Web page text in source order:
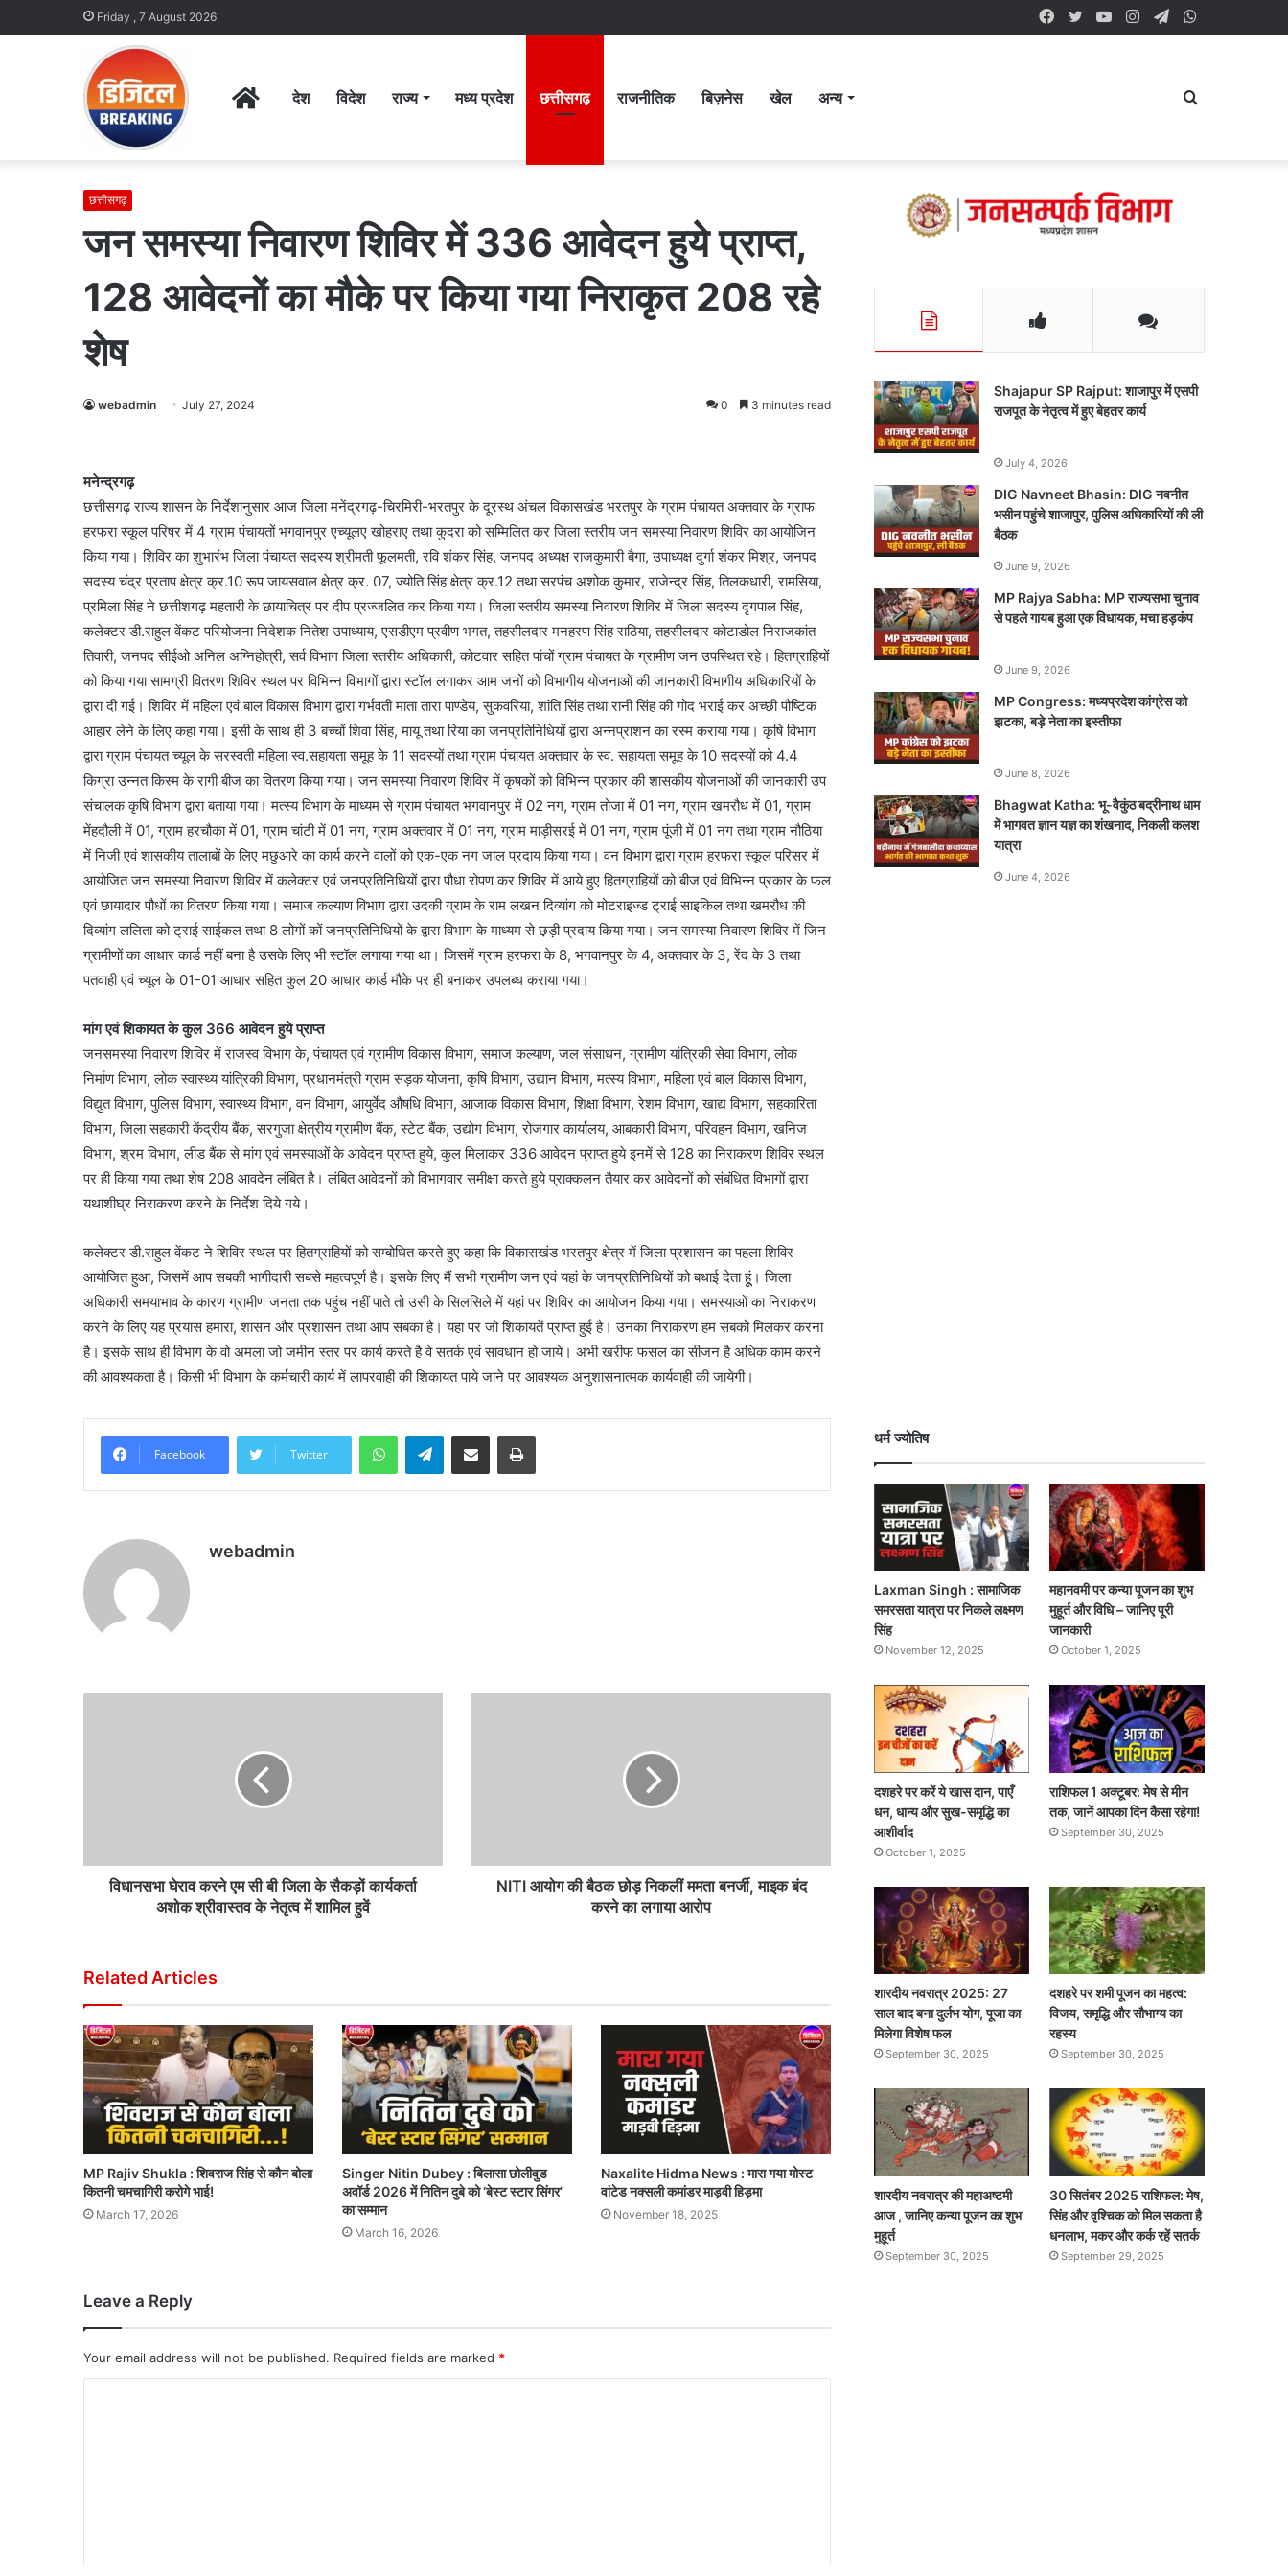
Friday , 7 August 2026 Telegram
Instagram
YouTube
Twitter
Facebook
Homeदेश विदेश राज्य मध्य प्रदेश छत्तीसगढ़ राजनीतिक बिज़नेस खेल अन्य Search
छत्तीसगढ़
जन समस्या निवारण शिविर में 336 आवेदन हुये प्राप्त,
128 आवेदनों का मौके पर किया गया निराकृत 208 रहे
शेष
webadmin July 27, 2024 0 3 minutes read
मनेन्द्रगढ़
छत्तीसगढ़ राज्य शासन के निर्देशानुसार आज जिला मनेंद्रगढ़-चिरमिरी-भरतपुर के दूरस्थ अंचल विकासखंड भरतपुर के ग्राम पंचायत अक्तवार के ग्राफ
हरफरा स्कूल परिषर में 4 ग्राम पंचायतों भगवानपुर एच्यूलए खोहराए तथा कुदरा को सम्मिलित कर जिला स्तरीय जन समस्या निवारण शिविर का आयोजिन
किया गया। शिविर का शुभारंभ जिला पंचायत सदस्य श्रीमती फूलमती, रवि शंकर सिंह, जनपद अध्यक्ष राजकुमारी बैगा, उपाध्यक्ष दुर्गा शंकर मिश्र, जनपद
सदस्य चंद्र प्रताप क्षेत्र क्र.10 रूप जायसवाल क्षेत्र क्र. 07, ज्योति सिंह क्षेत्र क्र.12 तथा सरपंच अशोक कुमार, राजेन्द्र सिंह, तिलकधारी, रामसिया,
प्रमिला सिंह ने छत्तीशगढ़ महतारी के छायाचित्र पर दीप प्रज्जलित कर किया गया। जिला स्तरीय समस्या निवारण शिविर में जिला सदस्य दृगपाल सिंह,
कलेक्टर डी.राहुल वेंकट परियोजना निदेशक नितेश उपाध्याय, एसडीएम प्रवीण भगत, तहसीलदार मनहरण सिंह राठिया, तहसीलदार कोटाडोल निराजकांत
तिवारी, जनपद सीईओ अनिल अग्निहोत्री, सर्व विभाग जिला स्तरीय अधिकारी, कोटवार सहित पांचों ग्राम पंचायत के ग्रामीण जन उपस्थित रहे। हितग्राहियों
को किया गया सामग्री वितरण शिविर स्थल पर विभिन्न विभागों द्वारा स्टॉल लगाकर आम जनों को विभागीय योजनाओं की जानकारी विभागीय अधिकारियों के
द्वारा दी गई। शिविर में महिला एवं बाल विकास विभाग द्वारा गर्भवती माता तारा पाण्डेय, सुकवरिया, शांति सिंह तथा रानी सिंह की गोद भराई कर अच्छी पौष्टिक
आहार लेने के लिए कहा गया। इसी के साथ ही 3 बच्चों शिवा सिंह, मायू तथा रिया का जनप्रतिनिधियों द्वारा अन्नप्राशन का रस्म कराया गया। कृषि विभाग
द्वारा ग्राम पंचायत च्यूल के सरस्वती महिला स्व.सहायता समूह के 11 सदस्यों तथा ग्राम पंचायत अक्तवार के स्व. सहायता समूह के 10 सदस्यों को 4.4
किग्रा उन्नत किस्म के रागी बीज का वितरण किया गया। जन समस्या निवारण शिविर में कृषकों को विभिन्न प्रकार की शासकीय योजनाओं की जानकारी उप
संचालक कृषि विभाग द्वारा बताया गया। मत्स्य विभाग के माध्यम से ग्राम पंचायत भगवानपुर में 02 नग, ग्राम तोजा में 01 नग, ग्राम खमरौध में 01, ग्राम
मेंहदौली में 01, ग्राम हरचौका में 01, ग्राम चांटी में 01 नग, ग्राम अक्तवार में 01 नग, ग्राम माड़ीसरई में 01 नग, ग्राम पूंजी में 01 नग तथा ग्राम नौठिया
में निजी एवं शासकीय तालाबों के लिए मछुआरे का कार्य करने वालों को एक-एक नग जाल प्रदाय किया गया। वन विभाग द्वारा ग्राम हरफरा स्कूल परिसर में
आयोजित जन समस्या निवारण शिविर में कलेक्टर एवं जनप्रतिनिधियों द्वारा पौधा रोपण कर शिविर में आये हुए हितग्राहियों को बीज एवं विभिन्न प्रकार के फल
एवं छायादार पौधों का वितरण किया गया। समाज कल्याण विभाग द्वारा उदकी ग्राम के राम लखन दिव्यांग को मोटराइज्ड ट्राई साइकिल तथा खमरौध की
दिव्यांग ललिता को ट्राई साईकल तथा 8 लोगों कों जनप्रतिनिधियों के द्वारा विभाग के माध्यम से छ़ड़ी प्रदाय किया गया। जन समस्या निवारण शिविर में जिन
ग्रामीणों का आधार कार्ड नहीं बना है उसके लिए भी स्टॉल लगाया गया था। जिसमें ग्राम हरफरा के 8, भगवानपुर के 4, अक्तवार के 3, रेंद के 3 तथा
पतवाही एवं च्यूल के 01-01 आधार सहित कुल 20 आधार कार्ड मौके पर ही बनाकर उपलब्ध कराया गया।
मांग एवं शिकायत के कुल 366 आवेदन हुये प्राप्त
जनसमस्या निवारण शिविर में राजस्व विभाग के, पंचायत एवं ग्रामीण विकास विभाग, समाज कल्याण, जल संसाधन, ग्रामीण यांत्रिकी सेवा विभाग, लोक
निर्माण विभाग, लोक स्वास्थ्य यांत्रिकी विभाग, प्रधानमंत्री ग्राम सड़क योजना, कृषि विभाग, उद्यान विभाग, मत्स्य विभाग, महिला एवं बाल विकास विभाग,
विद्युत विभाग, पुलिस विभाग, स्वास्थ्य विभाग, वन विभाग, आयुर्वेद औषधि विभाग, आजाक विकास विभाग, शिक्षा विभाग, रेशम विभाग, खाद्य विभाग, सहकारिता
विभाग, जिला सहकारी केंद्रीय बैंक, सरगुजा क्षेत्रीय ग्रामीण बैंक, स्टेट बैंक, उद्योग विभाग, रोजगार कार्यालय, आबकारी विभाग, परिवहन विभाग, खनिज
विभाग, श्रम विभाग, लीड बैंक से मांग एवं समस्याओं के आवेदन प्राप्त हुये, कुल मिलाकर 336 आवेदन प्राप्त हुये इनमें से 128 का निराकरण शिविर स्थल
पर ही किया गया तथा शेष 208 आवदेन लंबित है। लंबित आवेदनों को विभागवार समीक्षा करते हुये प्राक्कलन तैयार कर आवेदनों को संबंधित विभागों द्वारा
यथाशीघ्र निराकरण करने के निर्देश दिये गये।
कलेक्टर डी.राहुल वेंकट ने शिविर स्थल पर हितग्राहियों को सम्बोधित करते हुए कहा कि विकासखंड भरतपुर क्षेत्र में जिला प्रशासन का पहला शिविर
आयोजित हुआ, जिसमें आप सबकी भागीदारी सबसे महत्वपूर्ण है। इसके लिए मैं सभी ग्रामीण जन एवं यहां के जनप्रतिनिधियों को बधाई देता हूूं। जिला
अधिकारी समयाभाव के कारण ग्रामीण जनता तक पहुंच नहीं पाते तो उसी के सिलसिले में यहां पर शिविर का आयोजन किया गया। समस्याओं का निराकरण
करने के लिए यह प्रयास हमारा, शासन और प्रशासन तथा आप सबका है। यहा पर जो शिकायतें प्राप्त हुई है। उनका निराकरण हम सबको मिलकर करना
है। इसके साथ ही विभाग के वो अमला जो जमीन स्तर पर कार्य करते है वे सतर्क एवं सावधान हो जाये। अभी खरीफ फसल का सीजन है अधिक काम करने
की आवश्यकता है। किसी भी विभाग के कर्मचारी कार्य में लापरवाही की शिकायत पाये जाने पर आवश्यक अनुशासनात्मक कार्यवाही की जायेगी।
Facebook Twitter
WhatsAppTelegramShare via Email Print
webadmin
विधानसभा घेराव करने एम सी बी जिला के सैकड़ों कार्यकर्ता
अशोक श्रीवास्तव के नेतृत्व में शामिल हुवें
NITI आयोग की बैठक छोड़ निकलीं ममता बनर्जी, माइक बंद
करने का लगाया आरोप
Related Articles
MP Rajiv Shukla : शिवराज सिंह से कौन बोला
कितनी चमचागिरी करोगे भाई!
March 17, 2026
Singer Nitin Dubey : बिलासा छोलीवुड
अवॉर्ड 2026 में नितिन दुबे को ‘बेस्ट स्टार सिंगर’
का सम्मान
March 16, 2026
Naxalite Hidma News : मारा गया मोस्ट
वांटेड नक्सली कमांडर माड़वी हिड़मा
November 18, 2025
Leave a Reply
Your email address will not be published. Required fields are marked *
Shajapur SP Rajput: शाजापुर में एसपी
राजपूत के नेतृत्व में हुए बेहतर कार्य
July 4, 2026
DIG Navneet Bhasin: DIG नवनीत
भसीन पहुंचे शाजापुर, पुलिस अधिकारियों की ली
बैठक
June 9, 2026
MP Rajya Sabha: MP राज्यसभा चुनाव
से पहले गायब हुआ एक विधायक, मचा हड़कंप
June 9, 2026
MP Congress: मध्यप्रदेश कांग्रेस को
झटका, बड़े नेता का इस्तीफा
June 8, 2026
Bhagwat Katha: भू-वैकुंठ बद्रीनाथ धाम
में भागवत ज्ञान यज्ञ का शंखनाद, निकली कलश
यात्रा
June 4, 2026
धर्म ज्योतिष
Laxman Singh : सामाजिक
समरसता यात्रा पर निकले लक्ष्मण
सिंह
November 12, 2025
महानवमी पर कन्या पूजन का शुभ
मुहूर्त और विधि – जानिए पूरी
जानकारी
October 1, 2025
दशहरे पर करें ये खास दान, पाएँ
धन, धान्य और सुख-समृद्धि का
आशीर्वाद
October 1, 2025
राशिफल 1 अक्टूबर: मेष से मीन
तक, जानें आपका दिन कैसा रहेगा!
September 30, 2025
शारदीय नवरात्र 2025: 27
साल बाद बना दुर्लभ योग, पूजा का
मिलेगा विशेष फल
September 30, 2025
दशहरे पर शमी पूजन का महत्व:
विजय, समृद्धि और सौभाग्य का
रहस्य
September 30, 2025
शारदीय नवरात्र की महाअष्टमी
आज , जानिए कन्या पूजन का शुभ
मुहूर्त
September 30, 2025
30 सितंबर 2025 राशिफल: मेष,
सिंह और वृश्चिक को मिल सकता है
धनलाभ, मकर और कर्क रहें सतर्क
September 29, 2025